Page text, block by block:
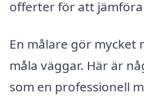
offerter för att jämföra
En målare gör mycket
måla väggar. Här är
som en professionell